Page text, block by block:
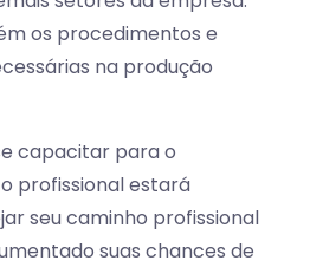
os procedimentos e
na produção
capacitar para o
profissional estará
seu caminho profissional
suas chances de